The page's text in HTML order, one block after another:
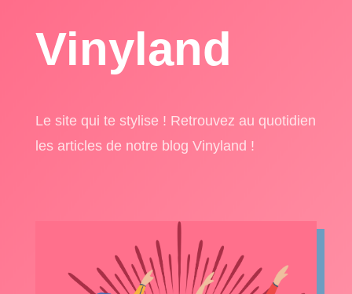
Vinyland
Le site qui te stylise ! Retrouvez au quotidien
les articles de notre blog Vinyland !